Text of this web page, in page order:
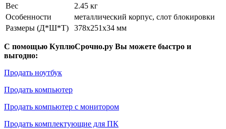
Вес
2.45 кг
Особенности
металлический корпус, слот блокировки
Размеры (Д*Ш*Т)
378x251x34 мм
С помощью КуплюСрочно.ру Вы можете быстро и
выгодно:
Продать ноутбук
Продать компьютер
Продать компьютер с монитором
Продать комплектующие для ПК